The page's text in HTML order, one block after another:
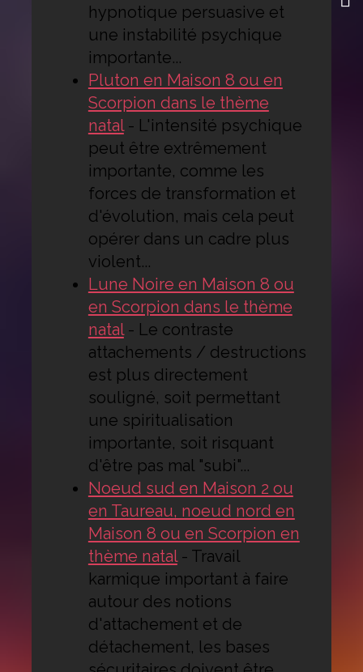
hypnotique persuasive et
une instabilité psychique
importante...
Pluton en Maison 8 ou en
Scorpion dans le thème
natal - L'intensité psychique
peut être extrêmement
importante, comme les
forces de transformation et
d'évolution, mais cela peut
opérer dans un cadre plus
violent...
Lune Noire en Maison 8 ou
en Scorpion dans le thème
natal - Le contraste
attachements / destructions
est plus directement
souligné, soit permettant
une spiritualisation
importante, soit risquant
d'être pas mal "subi"...
Noeud sud en Maison 2 ou
en Taureau, noeud nord en
Maison 8 ou en Scorpion en
thème natal - Travail
karmique important à faire
autour des notions
d'attachement et de
détachement, les bases